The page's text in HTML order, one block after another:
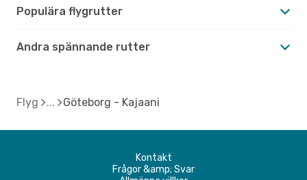
Populära flygrutter
Andra spännande rutter
Flyg Göteborg - Kajaani
Kontakt
Frågor &amp; Svar